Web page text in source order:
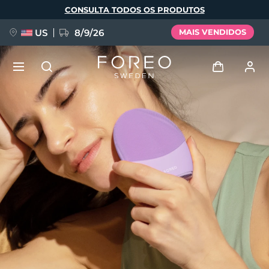
principal
CONSULTA TODOS OS PRODUTOS
US 8/9/26 MAIS VENDIDOS
Perfil de usuário
Meus aparelhos
Meus pedidos
Meus endereços
As minhas subscrições
NOVIDADE
FAQ™ Pure Beauty-Tech Elixir
BREAKING NEWS
issa™ Teeth Whitening Set
Idioma
English Deutsch
Español
Français
Italiano
Português
Svenska
Русский
Türkçe
简体中文 繁體中文